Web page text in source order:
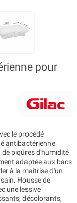
pour
le procédé
antibactérienne
piqûres d'humidité
adaptée aux bacs
à la maîtrise d'un
Housse de
une lessive
décolorants,